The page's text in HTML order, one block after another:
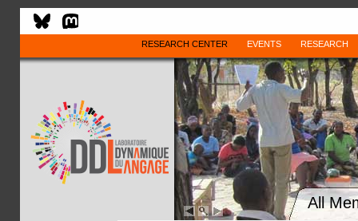
RESEARCH CENTER EVENTS RESEARCH
All